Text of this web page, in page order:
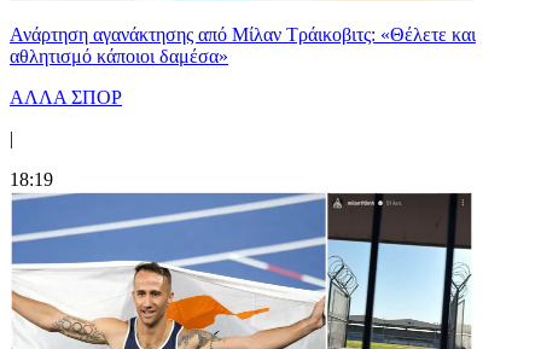
Ανάρτηση αγανάκτησης από Μίλαν Τράικοβιτς: «Θέλετε και
αθλητισμό κάποιοι δαμέσα»
ΑΛΛΑ ΣΠΟΡ
|
18:19